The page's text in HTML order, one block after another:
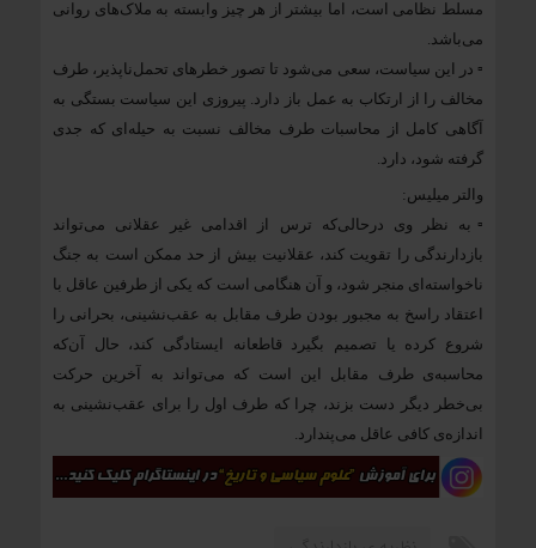
مسلط نظامی است، اما بیشتر از هر چیز وابسته به ملاک‌های روانی
می‌باشد.
▫️ در این سیاست، سعی می‌شود تا تصور خطر‌های تحمل‌ناپذیر، طرف
مخالف را از ارتکاب به عمل باز دارد. پیروزی این سیاست بستگی به
آگاهی کامل از محاسبات طرف مخالف نسبت ‌به حیله‌ای که جدی
گرفته شود، دارد.
والتر میلیس:
▫️به ‌نظر وی درحالی‌که ترس از اقدامی غیر عقلانی می‌تواند
بازدارندگی را تقویت کند، عقلانیت بیش از حد ممکن است به جنگ
ناخواسته‌ای منجر شود، و آن هنگامی است که یکی از طرفین عاقل با
اعتقاد راسخ به مجبور ‌بودن طرف مقابل به عقب‌نشینی، بحرانی را
شروع کرده یا تصمیم بگیرد قاطعانه ایستادگی کند، حال آن‌که
محاسبه‌ی طرف مقابل این است که می‌تواند به آخرین حرکت
بی‌خطر دیگر دست بزند، چرا‌ که طرف اول را برای عقب‌نشینی به
اندازه‌ی کافی عاقل می‌پندارد.